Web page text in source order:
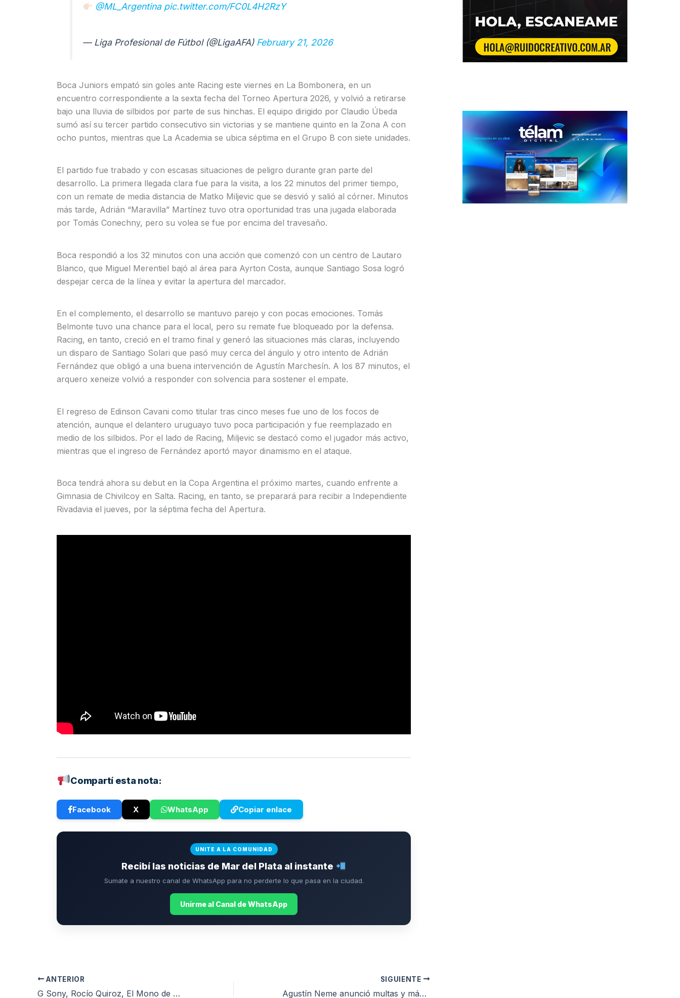
@ML_Argentina pic.twitter.com/FC0L4H2RzY
— Liga Profesional de Fútbol (@LigaAFA) February 21, 2026
Boca Juniors empató sin goles ante Racing este viernes en La Bombonera, en un
encuentro correspondiente a la sexta fecha del Torneo Apertura 2026, y volvió a retirarse
bajo una lluvia de silbidos por parte de sus hinchas. El equipo dirigido por Claudio Úbeda
sumó así su tercer partido consecutivo sin victorias y se mantiene quinto en la Zona A con
ocho puntos, mientras que La Academia se ubica séptima en el Grupo B con siete unidades.
El partido fue trabado y con escasas situaciones de peligro durante gran parte del
desarrollo. La primera llegada clara fue para la visita, a los 22 minutos del primer tiempo,
con un remate de media distancia de Matko Miljevic que se desvió y salió al córner. Minutos
más tarde, Adrián “Maravilla” Martínez tuvo otra oportunidad tras una jugada elaborada
por Tomás Conechny, pero su volea se fue por encima del travesaño.
Boca respondió a los 32 minutos con una acción que comenzó con un centro de Lautaro
Blanco, que Miguel Merentiel bajó al área para Ayrton Costa, aunque Santiago Sosa logró
despejar cerca de la línea y evitar la apertura del marcador.
En el complemento, el desarrollo se mantuvo parejo y con pocas emociones. Tomás
Belmonte tuvo una chance para el local, pero su remate fue bloqueado por la defensa.
Racing, en tanto, creció en el tramo final y generó las situaciones más claras, incluyendo
un disparo de Santiago Solari que pasó muy cerca del ángulo y otro intento de Adrián
Fernández que obligó a una buena intervención de Agustín Marchesín. A los 87 minutos, el
arquero xeneize volvió a responder con solvencia para sostener el empate.
El regreso de Edinson Cavani como titular tras cinco meses fue uno de los focos de
atención, aunque el delantero uruguayo tuvo poca participación y fue reemplazado en
medio de los silbidos. Por el lado de Racing, Miljevic se destacó como el jugador más activo,
mientras que el ingreso de Fernández aportó mayor dinamismo en el ataque.
Boca tendrá ahora su debut en la Copa Argentina el próximo martes, cuando enfrente a
Gimnasia de Chivilcoy en Salta. Racing, en tanto, se preparará para recibir a Independiente
Rivadavia el jueves, por la séptima fecha del Apertura.
Compartí esta nota:
Facebook X WhatsApp Copiar enlace
UNITE A LA COMUNIDAD
Recibí las noticias de Mar del Plata al instante
Sumate a nuestro canal de WhatsApp para no perderte lo que pasa en la ciudad.
Unirme al Canal de WhatsApp
ANTERIOR
G Sony, Rocío Quiroz, El Mono de Kapanga y muchas bandas más cierran febrero en el Parque de Mogotes
SIGUIENTE
Agustín Neme anunció multas y más controles para quienes arrojen basura en la vía pública